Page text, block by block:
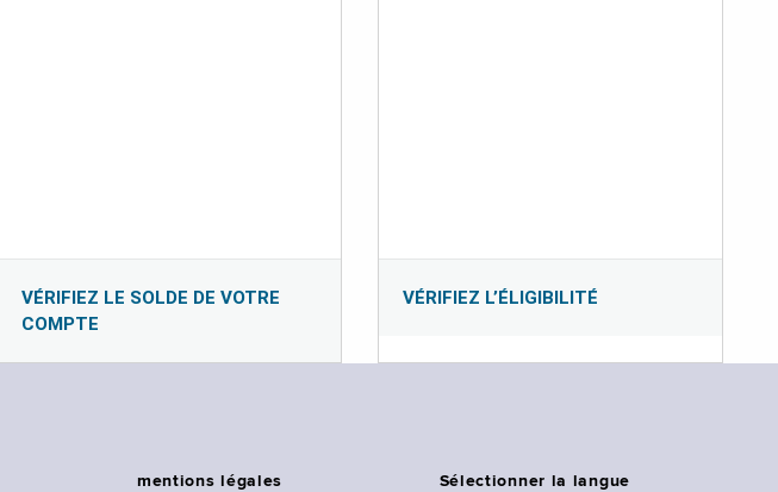
VÉRIFIEZ LE SOLDE DE VOTRE
COMPTE
VÉRIFIEZ L’ÉLIGIBILITÉ
mentions légales Sélectionner la langue